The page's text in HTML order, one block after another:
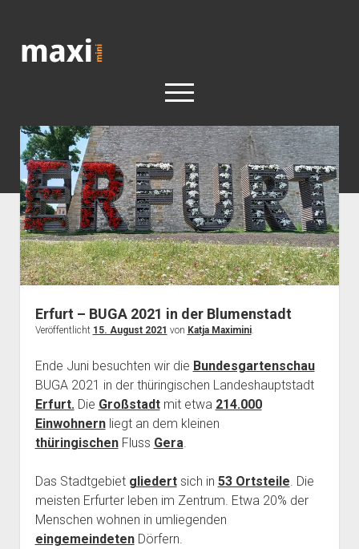
open
< work
Berlin
Reisen
Kunst
Geschichte
open
dropdown
Geschichte der Stadt Berlin
Impressum
Erfurt – BUGA 2021 in der Blumenstadt
Veröffentlicht 15. August 2021 von Katja Maximini.
Ende Juni besuchten wir die Bundesgartenschau
BUGA 2021 in der thüringischen Landeshauptstadt
Erfurt.Die Großstadtmit etwa 214.000
Einwohnernliegt an dem kleinen
thüringischenFluss Gera.
Das Stadtgebiet gliedertsich in 53 Ortsteile. Die
meisten Erfurter leben im Zentrum. Etwa 20% der
Menschen wohnen in umliegenden
eingemeindetenDörfern.